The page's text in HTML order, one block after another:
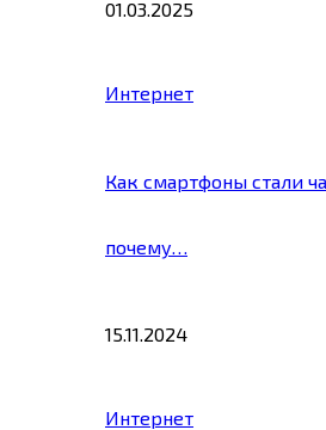
01.03.2025
Интернет
Как смартфоны стали
почему…
15.11.2024
Интернет